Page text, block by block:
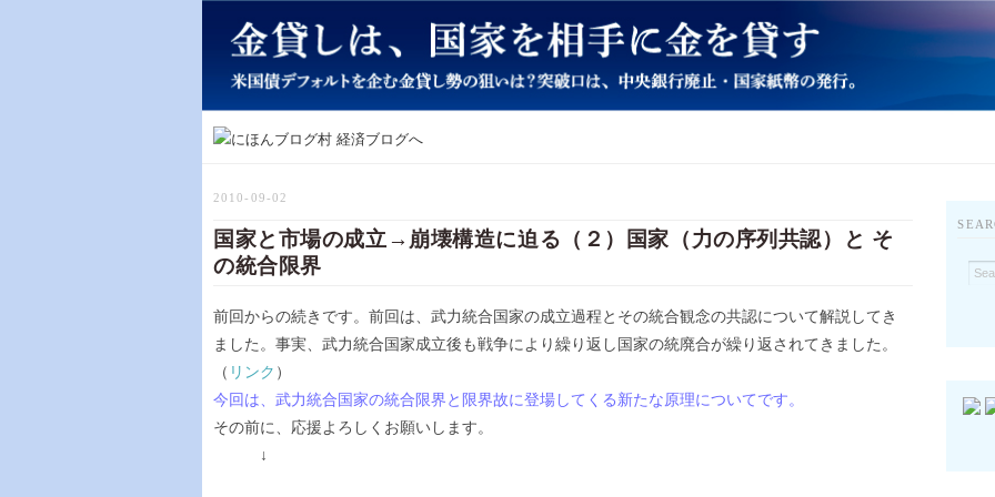
2010-09-02
国家と市場の成立→崩壊構造に迫る（２）国家（力の序列共認）と そ
の統合限界
前回からの続きです。前回は、武力統合国家の成立過程とその統合観念の共認について解説してき
ました。事実、武力統合国家成立後も戦争により繰り返し国家の統廃合が繰り返されてきました。
（ リンク ）
今回は、武力統合国家の統合限界と限界故に登場してくる新たな原理についてです。
その前に、応援よろしくお願いします。
↓